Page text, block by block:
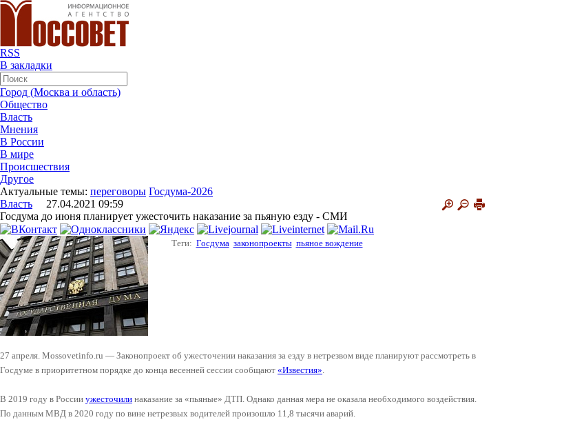
RSS
В закладки
Город (Москва и область)
Общество
Власть
Мнения
В России
В мире
Происшествия
Другое
Актуальные темы: переговоры Госдума-2026
Власть 27.04.2021 09:59
Госдума до июня планирует ужесточить наказание за пьяную езду - СМИ
Теги: Госдума законопроекты пьяное вождение
27 апреля. Mossovetinfo.ru — Законопроект об ужесточении наказания за езду в нетрезвом виде планируют рассмотреть в
Госдуме в приоритетном порядке до конца весенней сессии сообщают «Известия».
В 2019 году в России ужесточили наказание за «пьяные» ДТП. Однако данная мера не оказала необходимого воздействия.
По данным МВД в 2020 году по вине нетрезвых водителей произошло 11,8 тысячи аварий.